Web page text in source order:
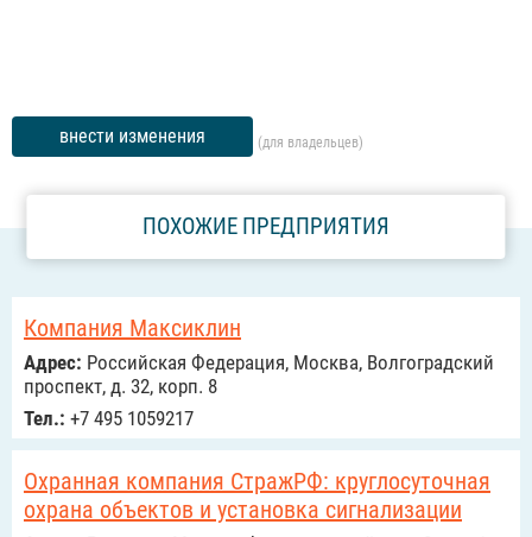
внести изменения (для владельцев)
ПОХОЖИЕ ПРЕДПРИЯТИЯ
Компания Максиклин
Адрес: Российcкая Федерация, Москва, Волгоградский
проспект, д. 32, корп. 8
Тел.: +7 495 1059217
Охранная компания СтражРФ: круглосуточная
охрана объектов и установка сигнализации